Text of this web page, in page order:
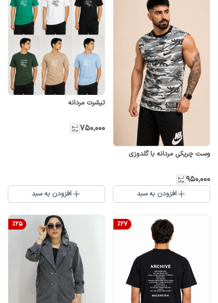
وست چریکی مردانه با گلدوزی
۹۵۰٬۰۰۰
افزودن به سبد
تیشرت مردانه
۷۵۰٬۰۰۰
افزودن به سبد
%27
%25